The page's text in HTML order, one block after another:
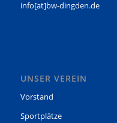
info[at]bw-dingden.de
UNSER VEREIN
Vorstand
Sportplätze